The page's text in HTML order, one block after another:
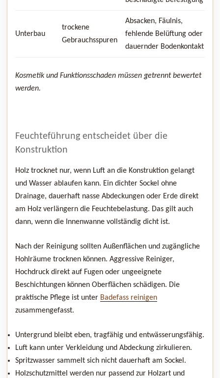
Unterbau
trockene
Gebrauchsspuren
Absacken, Fäulnis,
fehlende Belüftung oder
dauernder Bodenkontakt
Kosmetik und Funktionsschaden müssen getrennt bewertet
werden.
Feuchteführung entscheidet über die
Konstruktion
Holz trocknet nur, wenn Luft an die Konstruktion gelangt
und Wasser ablaufen kann. Ein dichter Sockel ohne
Drainage, dauerhaft nasse Abdeckungen oder Erde direkt
am Holz verlängern die Feuchtebelastung. Das gilt auch
dann, wenn die Innenwanne vollständig dicht ist.
Nach der Reinigung sollten Außenflächen und zugängliche
Hohlräume trocknen können. Aggressive Reiniger,
Hochdruck direkt auf Fugen oder ungeeignete
Beschichtungen können Oberflächen schädigen. Die
praktische Pflege ist unter Badefass reinigen
zusammengefasst.
Untergrund bleibt eben, tragfähig und entwässerungsfähig.
Luft kann unter Verkleidung und Abdeckung zirkulieren.
Spritzwasser sammelt sich nicht dauerhaft am Sockel.
Holzschutzmittel werden nur passend zur Holzart und